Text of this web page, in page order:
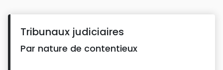
Tribunaux judiciaires
Par nature de contentieux